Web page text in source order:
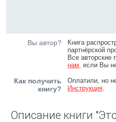
Вы автор?
Книга
партнёрской
Все авторские
нам, если Вы
Как получить
книгу?
Оплатили, но
Инструкция.
Описание книги